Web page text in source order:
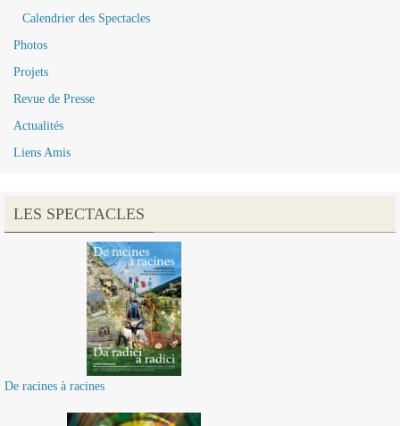
Calendrier des Spectacles
Photos
Projets
Revue de Presse
Actualités
Liens Amis
LES SPECTACLES
De racines à racines